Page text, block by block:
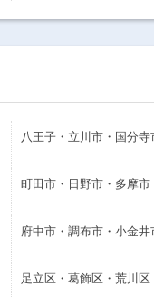
八王子・立川市・国分寺
町田市・日野市・多摩市
府中市・調布市・小金井
足立区・葛飾区・荒川区